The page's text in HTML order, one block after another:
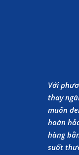
Với
thay
muốn
hoàn
hàng
suốt